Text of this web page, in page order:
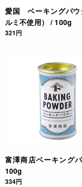
愛国 ベーキングパウ
ルミ不使用） / 100g
321円
富澤商店ベーキング
100g
334円